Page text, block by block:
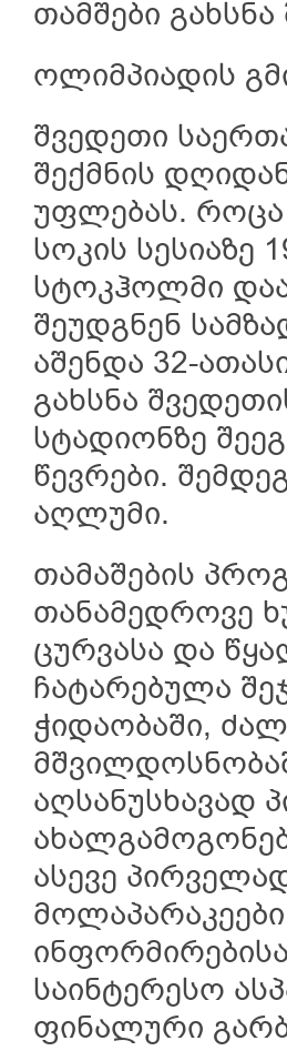
თამშები
ოლიმპიადის
შვედეთი
შექმნის
უფლებას.
სოკის სესიაზე
სტოკჰოლმი
შეუდგნენ
აშენდა 32-
გახსნა
სტადიონზე
წევრები.
აღლუმი.
თამაშების
თანამედროვე
ცურვასა და
ჩატარებულა
ჭიდაობაში,
აღსანუსხავად
ასევე
საინტერესო
ფინალური